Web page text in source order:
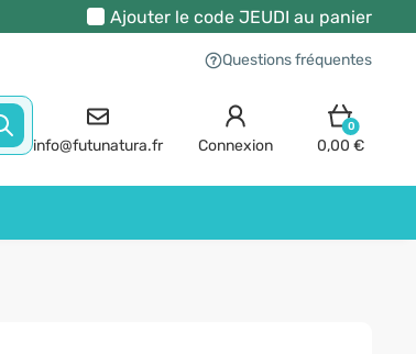
Ajouter le code JEUDI au panier
Questions fréquentes
info@futunatura.fr Connexion
0
0,00 €